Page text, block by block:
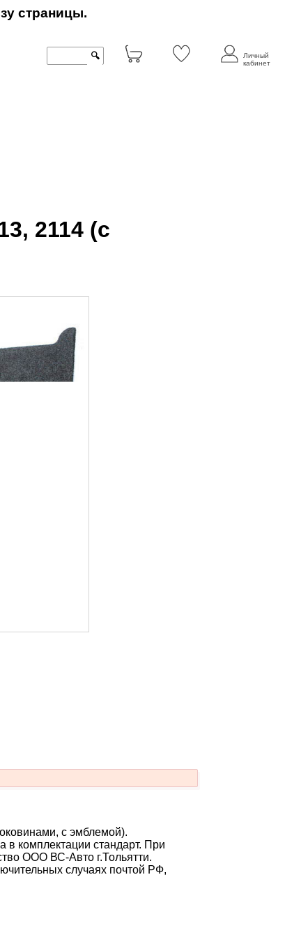
страницы.
🔍
Личный
кабинет
2114 (с
с эмблемой).
комплектации стандарт. При
ООО ВС-Авто г.Тольятти.
случаях почтой РФ,